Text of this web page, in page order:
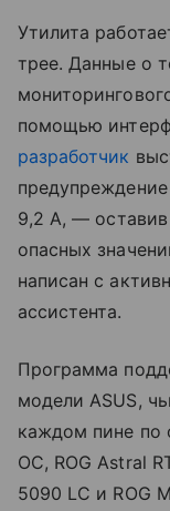
Утилита
трее. Данные о
помощью
разработчик
9,2 А, — оставив
опасных
написан с
ассистента.
Программа
модели ASUS,
каждом пине по
OC, ROG Astral
5090 LC и ROG